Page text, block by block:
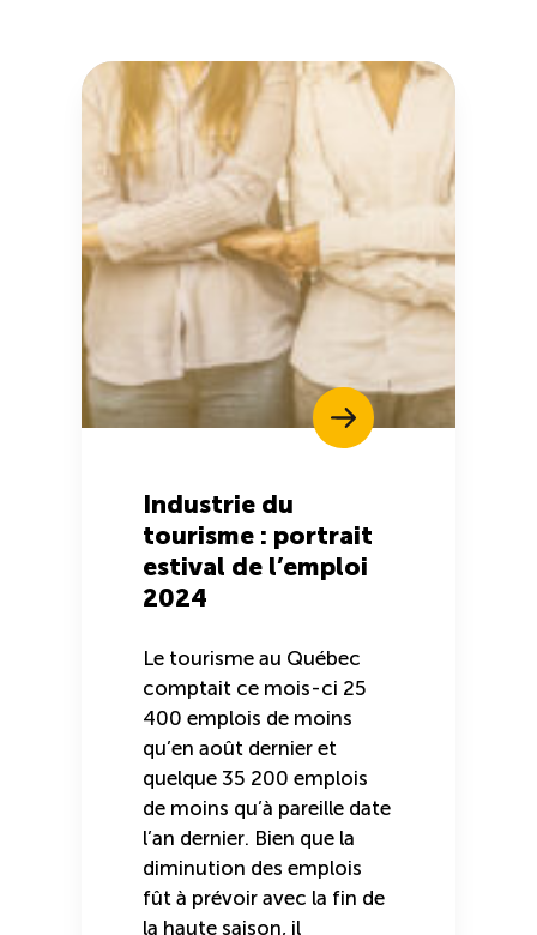
Industrie du
tourisme : portrait
estival de l’emploi
2024
Le tourisme au Québec
comptait ce mois-ci 25
400 emplois de moins
qu’en août dernier et
quelque 35 200 emplois
de moins qu’à pareille date
l’an dernier. Bien que la
diminution des emplois
fût à prévoir avec la fin de
la haute saison, il